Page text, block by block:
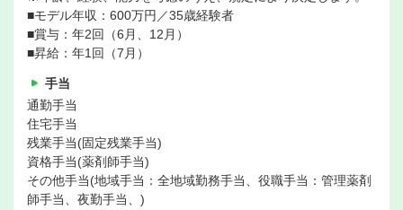
■モデル年収：600万円／35歳経験者
■賞与：年2回（6月、12月）
■昇給：年1回（7月）
手当
通勤手当
住宅手当
残業手当(固定残業手当)
資格手当(薬剤師手当)
その他手当(地域手当：全地域勤務手当、役職手当：管理薬剤
師手当、夜勤手当、)